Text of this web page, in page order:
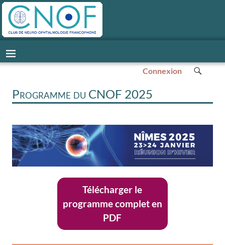
Connexion
Programme du CNOF 2025
Télécharger le
programme complet en
PDF